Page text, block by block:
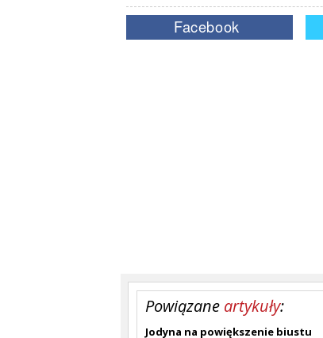
Powiązane artykuły:
Jodyna na powiększenie biustu